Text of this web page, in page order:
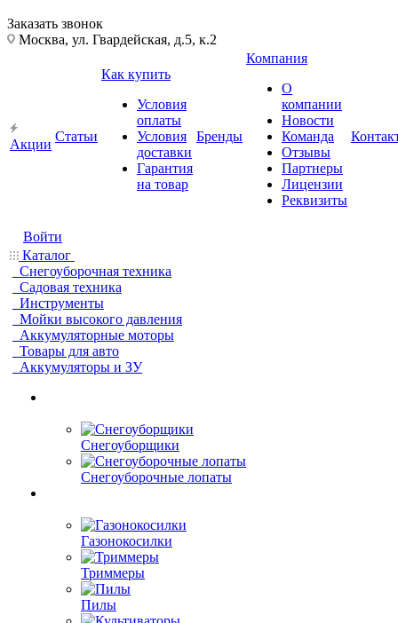
Заказать звонок
Москва, ул. Гвардейская, д.5, к.2
Акции
Статьи
Как купить
Условия
оплаты
Условия
доставки
Гарантия
на товар
Бренды
Компания
О
компании
Новости
Команда
Отзывы
Партнеры
Лицензии
Реквизиты
Войти
Каталог
Снегоуборочная техника
Садовая техника
Инструменты
Мойки высокого давления
Аккумуляторные моторы
Товары для авто
Аккумуляторы и ЗУ
Снегоуборщики
Снегоуборочные лопаты
Газонокосилки
Триммеры
Пилы